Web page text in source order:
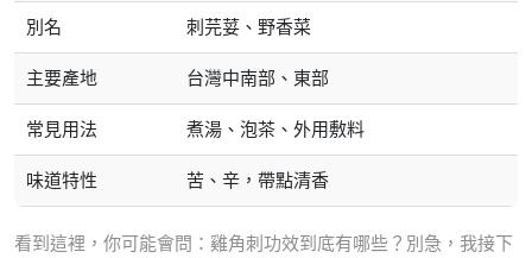
別名 刺芫荽、野香菜
主要產地 台灣中南部、東部
常見用法 煮湯、泡茶、外用敷料
味道特性 苦、辛，帶點清香
看到這裡，你可能會問：雞角刺功效到底有哪些？別急，我接下